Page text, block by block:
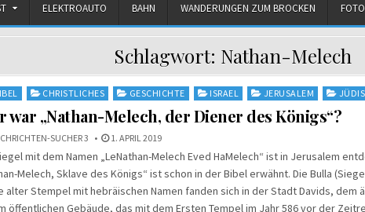
ELEKTROAUTO BAHN WANDERUNGEN ZUM BROCKEN
Schlagwort: Nathan-Melech
CHRISTLICHES GESCHICHTE ISRAEL JERUSALEM
war „Nathan-Melech, der Diener des Königs“?
SUCHER 3 1. APRIL 2019
mit dem Namen „LeNathan-Melech Eved HaMelech“ ist in Jerusalem
Melech, Sklave des Königs“ ist schon in der Bibel erwähnt. Die Bulla
alter Stempel mit hebräischen Namen fanden sich in der Stadt Davids, dem
öffentlichen Gebäude, das mit dem Ersten Tempel im Jahr 586 vor der